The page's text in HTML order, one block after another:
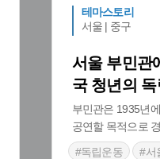
테마스토리
서울 | 중구
서울 부민관
국 청년의 독
부민관은 1935년
공연할 목적으로
#독립운동
#서